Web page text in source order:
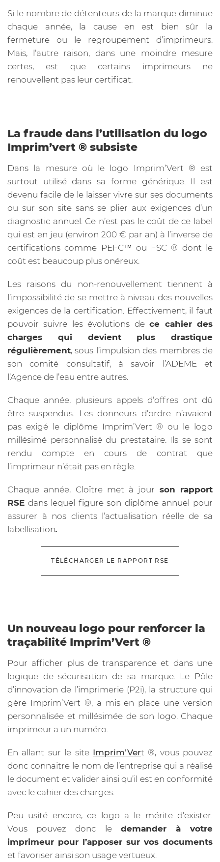
Si le nombre de détenteurs de la marque diminue
chaque année, la cause en est bien sûr la
fermeture ou le regroupement d’imprimeurs.
Mais, l’autre raison, dans une moindre mesure
certes, est que certains imprimeurs ne
renouvellent pas leur certificat.
La fraude dans l’utilisation du logo
Imprim’vert ® subsiste
Dans la mesure où le logo Imprim’Vert ®️ est
surtout utilisé dans sa forme générique. Il est
devenu facile de le laisser vivre sur ses documents
ou sur son site sans se plier aux exigences d’un
diagnostic annuel. Ce n’est pas le coût de ce label
qui est en jeu (environ 200 € par an) à l’inverse de
certifications comme PEFC™ ou FSC ®️ dont le
coût est beaucoup plus onéreux.
Les raisons du non-renouvellement tiennent à
l’impossibilité de se mettre à niveau des nouvelles
exigences de la certification. Effectivement, il faut
pouvoir suivre les évolutions dece cahier des
charges qui devient plus drastique
régulièrement, sous l’impulsion des membres de
son comité consultatif, à savoir l’ADEME et
l’Agence de l’eau entre autres.
Chaque année, plusieurs appels d’offres ont dû
être suspendus. Les donneurs d’ordre n’avaient
pas exigé le diplôme Imprim’Vert ®️ ou le logo
millésimé personnalisé du prestataire. Ils se sont
rendu compte en cours de contrat que
l’imprimeur n’était pas en règle.
Chaque année, Cloître met à jour son rapport
RSE dans lequel figure son diplôme annuel pour
assurer à nos clients l’actualisation réelle de sa
labellisation.
TÉLÉCHARGER LE RAPPORT RSE
Un nouveau logo pour renforcer la
traçabilité Imprim’Vert ®
Pour afficher plus de transparence et dans une
logique de sécurisation de sa marque. Le Pôle
d’innovation de l’imprimerie (P2i), la structure qui
gère Imprim’Vert ®️, a mis en place une version
personnalisée et millésimée de son logo. Chaque
imprimeur a un numéro.
En allant sur le site Imprim’Vert ®️, vous pouvez
donc connaitre le nom de l’entreprise qui a réalisé
le document et valider ainsi qu’il est en conformité
avec le cahier des charges.
Peu usité encore, ce logo a le mérite d’exister.
Vous pouvez donc le demander à votre
imprimeur pour l’apposer sur vos documents
et favoriser ainsi son usage vertueux.